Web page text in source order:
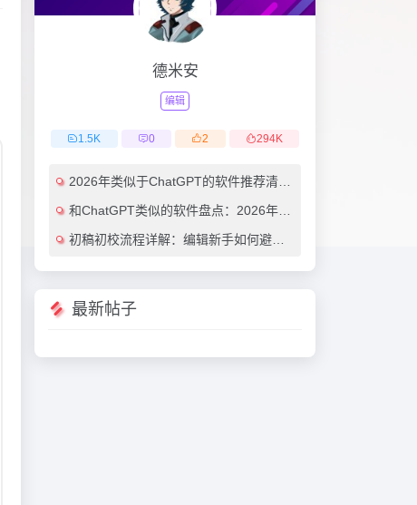
德米安
编辑
1.5K 0 2 294K
2026年类似于ChatGPT的软件推荐清单：7款效率翻倍的AI对话工具（免费与付费对比）
和ChatGPT类似的软件盘点：2026年最值得尝试的7大AI对话工具推荐
初稿初校流程详解：编辑新手如何避免常见错误（附实用AI工具推荐）
最新帖子